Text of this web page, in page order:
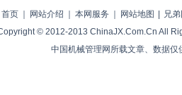
首页 ｜ 网站介绍 ｜ 本网服务 ｜ 网站地图 | 兄
© 2012-2013 ChinaJX.Com.Cn All
中国机械管理网所载文章、数据